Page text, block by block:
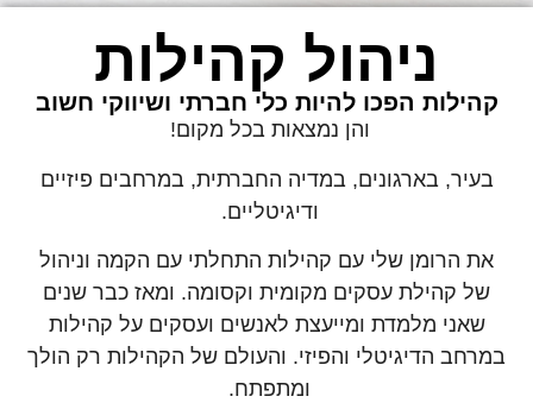
ניהול קהילות
קהילות הפכו להיות כלי חברתי ושיווקי חשוב
והן נמצאות בכל מקום!
בעיר, בארגונים, במדיה החברתית, במרחבים פיזיים
ודיגיטליים.
את הרומן שלי עם קהילות התחלתי עם הקמה וניהול
של קהילת עסקים מקומית וקסומה. ומאז כבר שנים
שאני מלמדת ומייעצת לאנשים ועסקים על קהילות
במרחב הדיגיטלי והפיזי. והעולם של הקהילות רק הולך
ומתפתח.